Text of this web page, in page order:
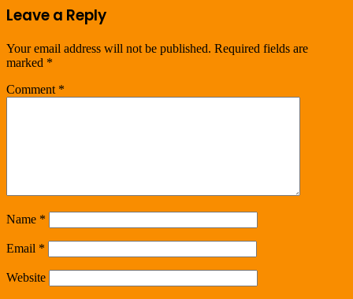
Leave a Reply
Your email address will not be published. Required fields are
marked *
Comment *
Name *
Email *
Website